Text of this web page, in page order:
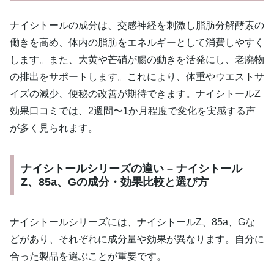
ナイシトールの成分は、交感神経を刺激し脂肪分解酵素の
働きを高め、体内の脂肪をエネルギーとして消費しやすく
します。また、大黄や芒硝が腸の動きを活発にし、老廃物
の排出をサポートします。これにより、体重やウエストサ
イズの減少、便秘の改善が期待できます。ナイシトールZ
効果口コミでは、2週間〜1か月程度で変化を実感する声
が多く見られます。
ナイシトールシリーズの違い – ナイシトール
Z、85a、Gの成分・効果比較と選び方
ナイシトールシリーズには、ナイシトールZ、85a、Gな
どがあり、それぞれに成分量や効果が異なります。自分に
合った製品を選ぶことが重要です。